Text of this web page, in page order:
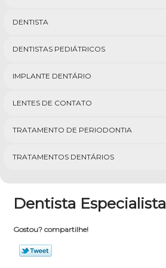
DENTISTA
DENTISTAS PEDIÁTRICOS
IMPLANTE DENTÁRIO
LENTES DE CONTATO
TRATAMENTO DE PERIODONTIA
TRATAMENTOS DENTÁRIOS
Dentista Especialista
Gostou? compartilhe!